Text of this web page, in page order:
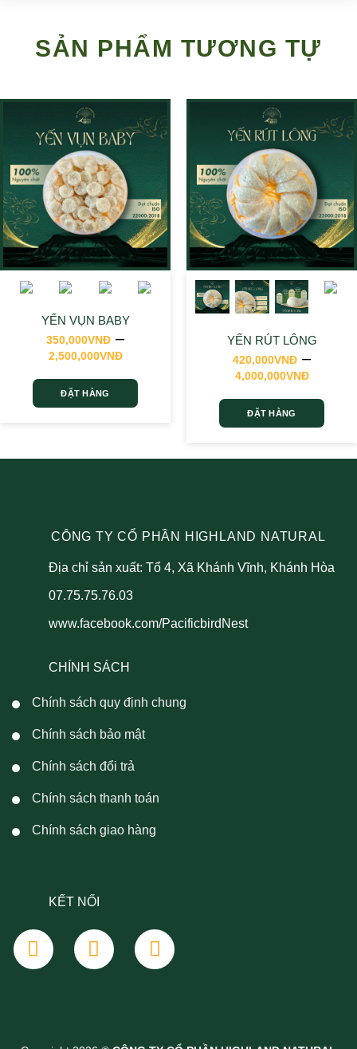
SẢN PHẨM TƯƠNG TỰ
YẾN VỤN BABY
350,000VNĐ –
2,500,000VNĐKhoảng
từ
350,000VNĐ
2,500,000VNĐ
ĐẶT HÀNG
Các
chọn
thể
được
trang
phẩm
YẾN RÚT LÔNG
420,000VNĐ –
4,000,000VNĐ
từ
ĐẶT HÀNG
thể.
tùy
CÔNG TY CỔ PHẦN HIGHLAND NATURAL
Địa chỉ sản xuất: Tổ 4, Xã Khánh Vĩnh, Khánh Hòa
07.75.75.76.03
www.facebook.com/PacificbirdNest
CHÍNH SÁCH
Chính sách quy định chung
Chính sách bảo mật
Chính sách đổi trả
Chính sách thanh toán
Chính sách giao hàng
KẾT NỐI